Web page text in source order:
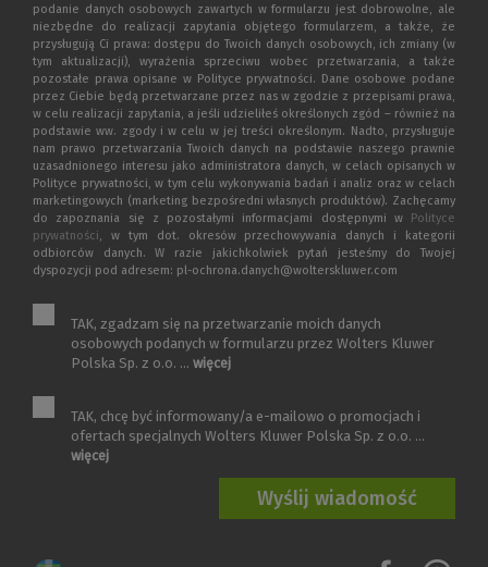
podanie danych osobowych zawartych w formularzu jest dobrowolne, ale
niezbędne do realizacji zapytania objętego formularzem, a także, że
przysługują Ci prawa: dostępu do Twoich danych osobowych, ich zmiany (w
tym aktualizacji), wyrażenia sprzeciwu wobec przetwarzania, a także
pozostałe prawa opisane w Polityce prywatności. Dane osobowe podane
przez Ciebie będą przetwarzane przez nas w zgodzie z przepisami prawa,
w celu realizacji zapytania, a jeśli udzieliłeś określonych zgód – również na
podstawie ww. zgody i w celu w jej treści określonym. Nadto, przysługuje
nam prawo przetwarzania Twoich danych na podstawie naszego prawnie
uzasadnionego interesu jako administratora danych, w celach opisanych w
Polityce prywatności, w tym celu wykonywania badań i analiz oraz w celach
marketingowych (marketing bezpośredni własnych produktów). Zachęcamy
do zapoznania się z pozostałymi informacjami dostępnymi w Polityce
prywatności, w tym dot. okresów przechowywania danych i kategorii
odbiorców danych. W razie jakichkolwiek pytań jesteśmy do Twojej
dyspozycji pod adresem: pl-ochrona.danych@wolterskluwer.com
TAK, zgadzam się na przetwarzanie moich danych
osobowych podanych w formularzu przez Wolters Kluwer
Polska Sp. z o.o. ... więcej
TAK, chcę być informowany/a e-mailowo o promocjach i
ofertach specjalnych Wolters Kluwer Polska Sp. z o.o. ...
więcej